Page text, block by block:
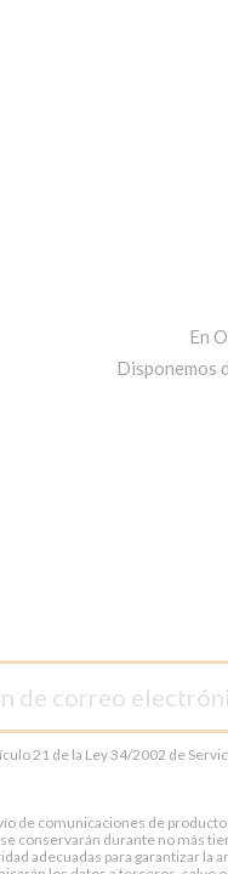
En
Disponemos
21 de la Ley 34/2002 de
de comunicaciones de
se conservarán durante no más
adecuadas para garantizar